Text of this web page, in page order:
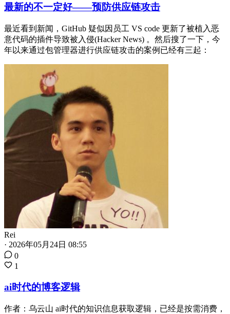
最新的不一定好——预防供应链攻击
最近看到新闻，GitHub 疑似因员工 VS code 更新了被植入恶
意代码的插件导致被入侵(Hacker News) 。然后搜了一下，今
年以来通过包管理器进行供应链攻击的案例已经有三起：
Rei
· 2026年05月24日 08:55
0
1
ai时代的博客逻辑
作者：乌云山 ai时代的知识信息获取逻辑，已经是按需消费，